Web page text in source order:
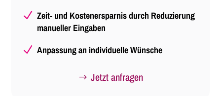
N Zeit- und Kostenersparnis durch Reduzierung
manueller Eingaben
N Anpassung an individuelle Wünsche
Jetzt anfragen